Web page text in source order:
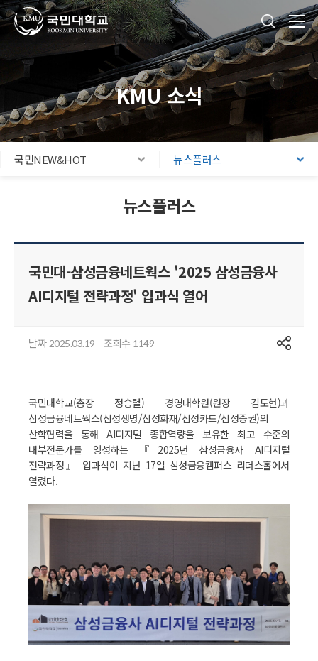
주메뉴 바로가기
본문내용 바로가기
푸터 바로가기
국민대학교
KMU 소식
국민NEW&HOT 뉴스플러스
뉴스플러스
국민대-삼성금융네트웍스 '2025 삼성금융사
AI디지털 전략과정' 입과식 열어
날짜 2025.03.19 조회수 1149 공유
국민대학교(총장 정승렬) 경영대학원(원장 김도현)과
삼성금융네트웍스(삼성생명/삼성화재/삼성카드/삼성증권)의
산학협력을 통해 AI디지털 종합역량을 보유한 최고 수준의
내부전문가를 양성하는 『2025년 삼성금융사 AI디지털
전략과정』 입과식이 지난 17일 삼성금융캠퍼스 리더스홀에서
열렸다.